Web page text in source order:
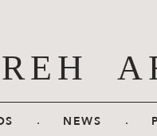
. NEWS .